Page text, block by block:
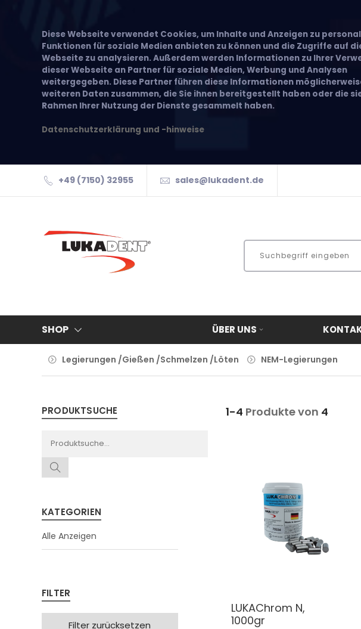
Diese Webseite verwendet Cookies, um Inhalte und Anzeigen zu
Funktionen für soziale Medien anbieten zu können und die Zugriffe auf
Webseite zu analysieren. Außerdem werden Informationen zu Ihrer
dieser Webseite an Partner für soziale Medien, Werbung und Analysen
weitergegeben. Diese Partner führen diese Informationen
weiteren Daten zusammen, die Sie ihnen bereitgestellt haben oder die
Rahmen Ihrer Nutzung der Dienste gesammelt haben.
Datenschutzerklärung und -hinweise
+49 (7150) 32955 sales@lukadent.de
SHOP ÜBER UNS
Legierungen /Gießen /Schmelzen /Löten NEM-Legierungen
PRODUKTSUCHE
KATEGORIEN
Alle Anzeigen
FILTER
Filter zurücksetzen
1-4 Produkte von 4
LUKAChrom N,
1000gr